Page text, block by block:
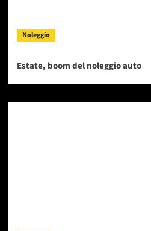
Noleggio
Estate, boom del noleggio auto